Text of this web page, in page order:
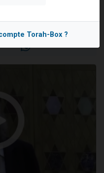
dans Torah-Box Music
2013
Torah-Box ?